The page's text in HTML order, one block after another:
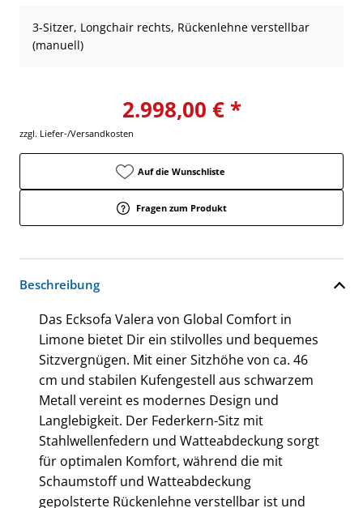
3-Sitzer, Longchair rechts, Rückenlehne verstellbar
(manuell)
2.998,00 € *
zzgl. Liefer-/Versandkosten
Auf die Wunschliste
Fragen zum Produkt
Beschreibung
Das Ecksofa Valera von Global Comfort in
Limone bietet Dir ein stilvolles und bequemes
Sitzvergnügen. Mit einer Sitzhöhe von ca. 46
cm und stabilen Kufengestell aus schwarzem
Metall vereint es modernes Design und
Langlebigkeit. Der Federkern-Sitz mit
Stahlwellenfedern und Watteabdeckung sorgt
für optimalen Komfort, während die mit
Schaumstoff und Watteabdeckung
gepolsterte Rückenlehne verstellbar ist und